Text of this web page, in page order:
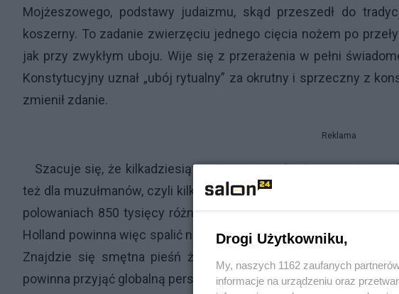
Mojżeszowego, podstawy judaizmu, skąd przeszedł do
koszerny. To zadanie zwierzęciu jednego cięcia nożem po
jak przy zwykłym uboju. Wije się z przerażenia w pełni
Konstytucyjny uznał „ubój rytualny” za okrutny i sprzeczny z
zmienił zdanie.
Reklama
Szacuje się, że kilkadziesiąt tysięcy ton wołowiny rocznie na
też dla muzułmanów, czyli kilkaset tysięcy wołów i krów. A
polowaniach 850 tysięcy różnych zwierząt. Myślistwo i ubój
Holland powinna więc spalić nie tylko kościół z księdzem ale
Znajdzie się smętna pieśń żydowska do ilustracji muzycznej.
powinna przyjąć globalną perspektywę.
Drogi Użytkowniku,
My, naszych 1162 zaufanych
informacje na urządzeniu oraz